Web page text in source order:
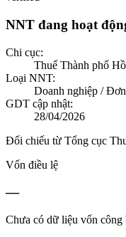
NNT đang hoạt
Chi cục:
Thuế Thành phố
Loại NNT:
Doanh nghiệp /
GDT cập nhật:
28/04/2026
Đối chiếu từ Tổng cục
Vốn điều lệ
—
Chưa có dữ liệu vốn